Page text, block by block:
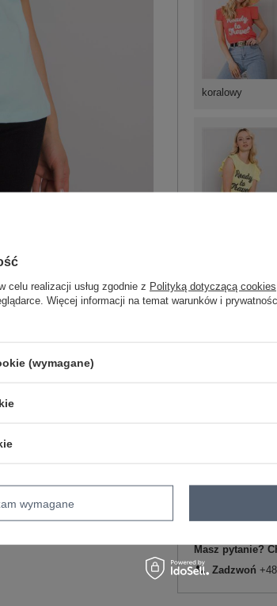
koralowy
Masz pytanie?
Zadzwoń
celu realizacji usług zgodnie z Polityką dotyczącą cookies
Więcej informacji na temat warunków i
(wymagane)
wymagane